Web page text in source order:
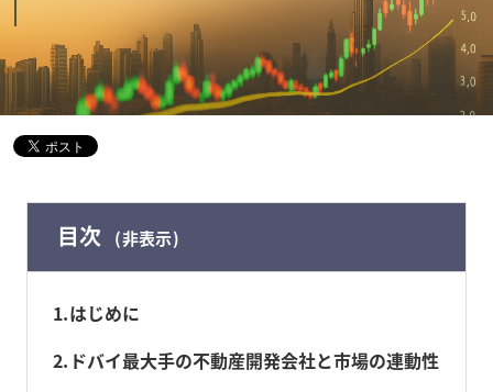
目次 非表示
1 はじめに
2 ドバイ最大手の不動産開発会社と市場の連動性